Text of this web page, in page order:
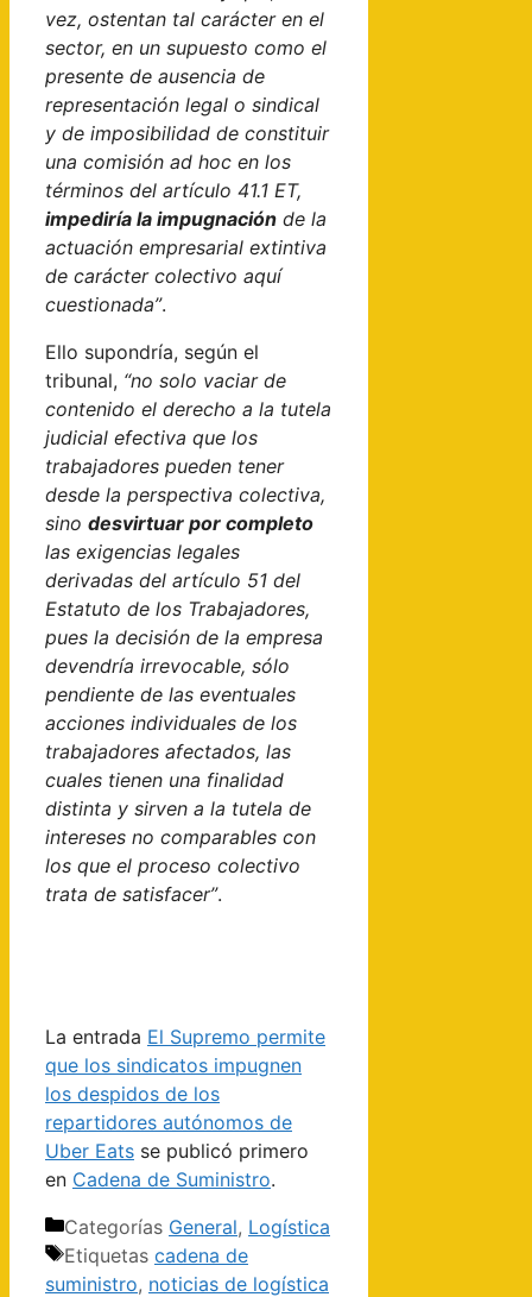
vez, ostentan tal carácter en el
sector, en un supuesto como el
presente de ausencia de
representación legal o sindical
y de imposibilidad de constituir
una comisión ad hoc en los
términos del artículo 41.1 ET,
impediría la impugnación de la
actuación empresarial extintiva
de carácter colectivo aquí
cuestionada”.
Ello supondría, según el
tribunal, “no solo vaciar de
contenido el derecho a la tutela
judicial efectiva que los
trabajadores pueden tener
desde la perspectiva colectiva,
sino desvirtuar por completo
las exigencias legales
derivadas del artículo 51 del
Estatuto de los Trabajadores,
pues la decisión de la empresa
devendría irrevocable, sólo
pendiente de las eventuales
acciones individuales de los
trabajadores afectados, las
cuales tienen una finalidad
distinta y sirven a la tutela de
intereses no comparables con
los que el proceso colectivo
trata de satisfacer”.
La entrada El Supremo permite
que los sindicatos impugnen
los despidos de los
repartidores autónomos de
Uber Eats se publicó primero
en Cadena de Suministro.
Categorías General, Logística
Etiquetas cadena de
suministro, noticias de logística